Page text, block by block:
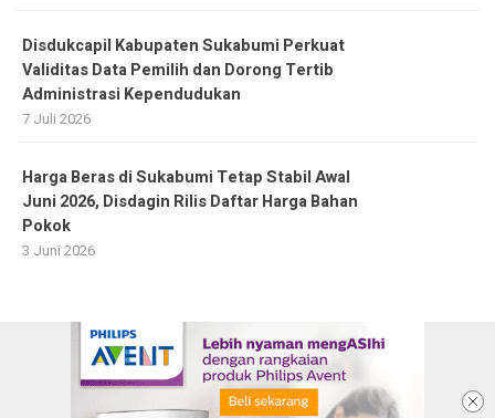
Disdukcapil Kabupaten Sukabumi Perkuat
Validitas Data Pemilih dan Dorong Tertib
Administrasi Kependudukan
7 Juli 2026
Harga Beras di Sukabumi Tetap Stabil Awal
Juni 2026, Disdagin Rilis Daftar Harga Bahan
Pokok
3 Juni 2026